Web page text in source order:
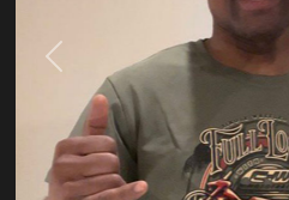
Previous